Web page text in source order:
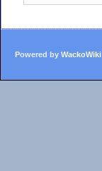
Powered by WackoWiki